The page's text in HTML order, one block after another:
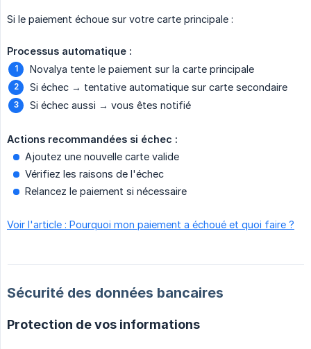
Si le paiement échoue sur votre carte principale :
Processus automatique :
Novalya tente le paiement sur la carte principale
Si échec → tentative automatique sur carte secondaire
Si échec aussi → vous êtes notifié
Actions recommandées si échec :
Ajoutez une nouvelle carte valide
Vérifiez les raisons de l'échec
Relancez le paiement si nécessaire
Voir l'article : Pourquoi mon paiement a échoué et quoi faire ?
Sécurité des données bancaires
Protection de vos informations